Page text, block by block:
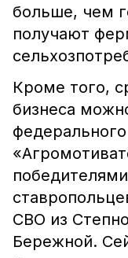
больше, чем
получают
Кроме того,
бизнеса
СВО из
Бережной.